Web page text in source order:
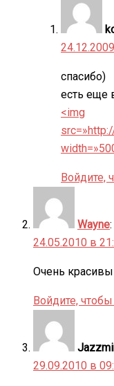
спасибо)
есть еще
<img
Войдите,
Wayne:
24.05.2010 в
Очень
Войдите, чтобы
29.09.2010 в